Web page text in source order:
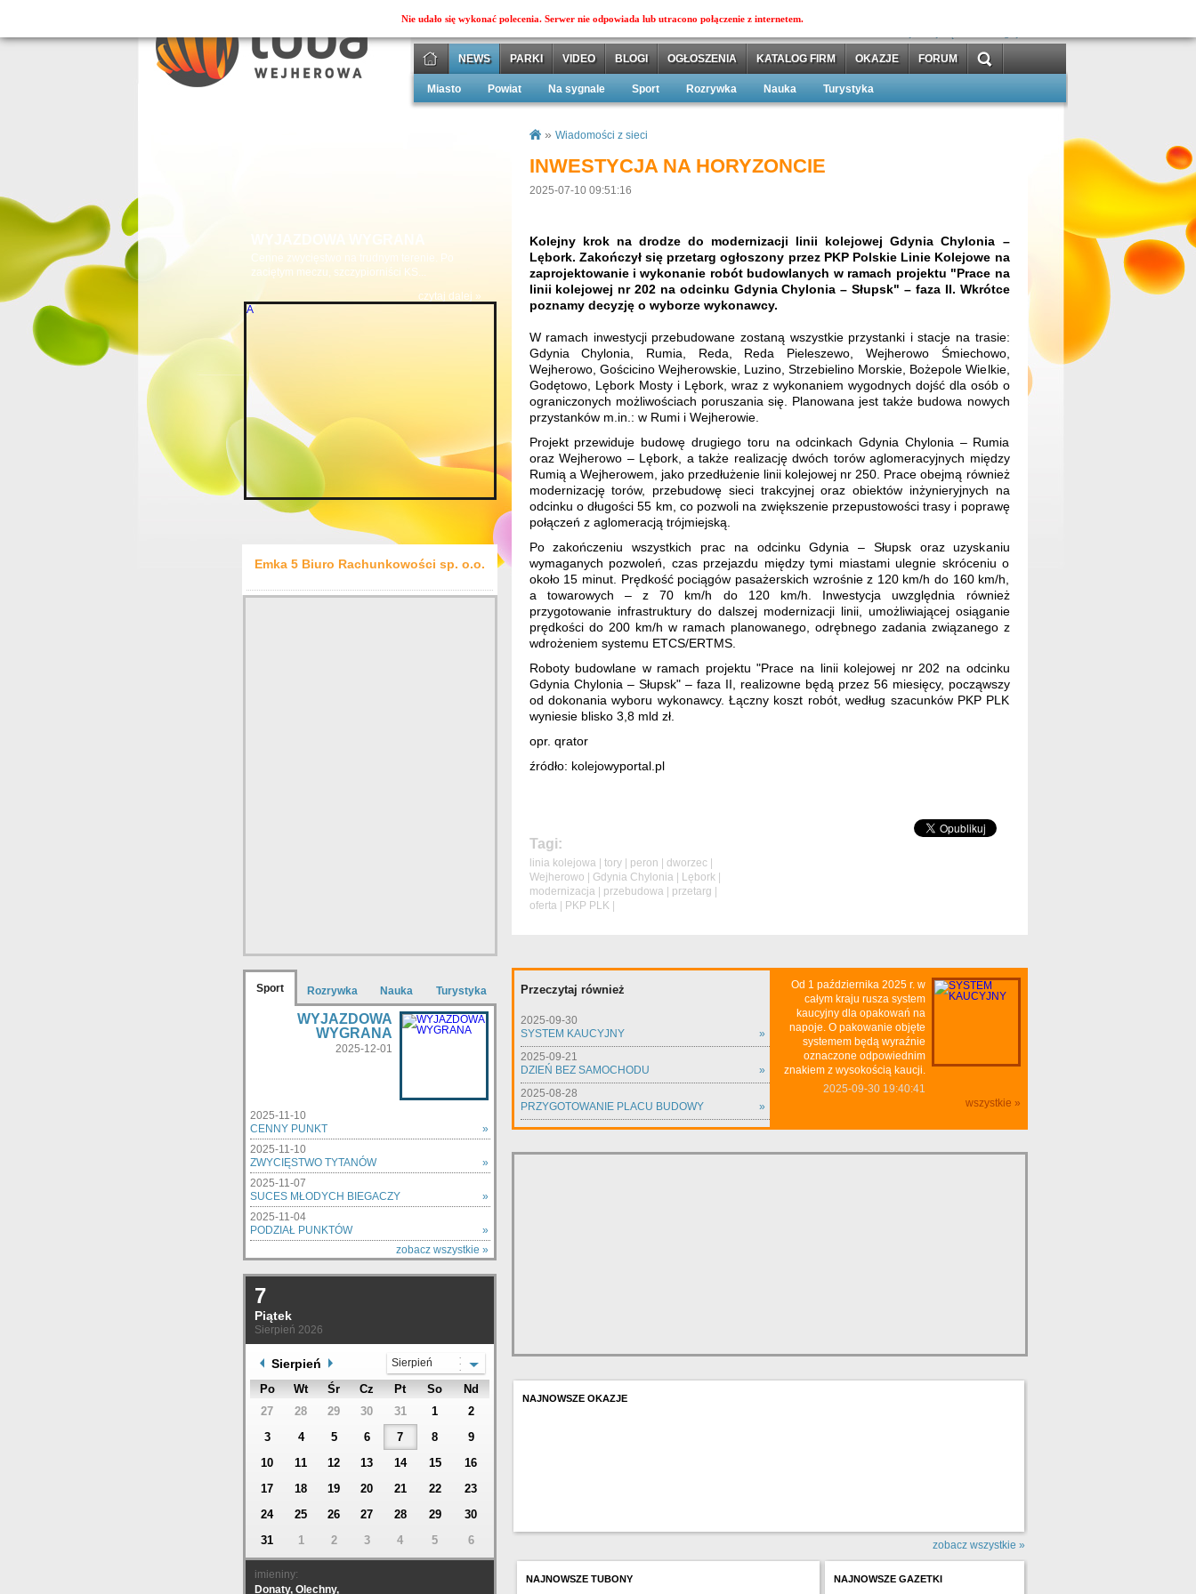
NEWS PARKI VIDEO BLOGI OGŁOSZENIA KATALOG FIRM OKAZJE FORUM
Miasto Powiat Na sygnale Sport Rozrywka Nauka Turystyka
Cenne zwycięstwo na trudnym terenie. Po
zaciętym meczu, szczypiorniści KS...
czytaj dalej »
Emka 5 Biuro Rachunkowości sp. o.o.
Sport Rozrywka Nauka Turystyka
WYJAZDOWA
WYGRANA
2025-12-01
2025-11-10
CENNY PUNKT
»
2025-11-10
ZWYCIĘSTWO TYTANÓW
»
2025-11-07
SUCES MŁODYCH BIEGACZY
»
2025-11-04
PODZIAŁ PUNKTÓW
»
zobacz wszystkie »
7
Piątek
Sierpień 2026
Sierpień Sierpień
Po Wt Śr Cz Pt So
Nd
27
28 29 30 31 1
2
3
4 5 6 7 8
9
10
11 12 13 14 15
16
17
18 19 20 21 22
23
24
25 26 27 28 29
30
31
1 2 3 4 5 6
imieniny:
Donaty, Olechny,
» Wiadomości z sieci
INWESTYCJA NA HORYZONCIE
2025-07-10 09:51:16
Kolejny krok na drodze do modernizacji linii kolejowej Gdynia Chylonia –
Lębork. Zakończył się przetarg ogłoszony przez PKP Polskie Linie Kolejowe na
zaprojektowanie i wykonanie robót budowlanych w ramach projektu "Prace na
linii kolejowej nr 202 na odcinku Gdynia Chylonia – Słupsk" – faza II. Wkrótce
poznamy decyzję o wyborze wykonawcy.
W ramach inwestycji przebudowane zostaną wszystkie przystanki i stacje na trasie:
Gdynia Chylonia, Rumia, Reda, Reda Pieleszewo, Wejherowo Śmiechowo,
Wejherowo, Gościcino Wejherowskie, Luzino, Strzebielino Morskie, Bożepole Wielkie,
Godętowo, Lębork Mosty i Lębork, wraz z wykonaniem wygodnych dojść dla osób o
ograniczonych możliwościach poruszania się. Planowana jest także budowa nowych
przystanków m.in.: w Rumi i Wejherowie.
Projekt przewiduje budowę drugiego toru na odcinkach Gdynia Chylonia – Rumia
oraz Wejherowo – Lębork, a także realizację dwóch torów aglomeracyjnych między
Rumią a Wejherowem, jako przedłużenie linii kolejowej nr 250. Prace obejmą również
modernizację torów, przebudowę sieci trakcyjnej oraz obiektów inżynieryjnych na
odcinku o długości 55 km, co pozwoli na zwiększenie przepustowości trasy i poprawę
połączeń z aglomeracją trójmiejską.
Po zakończeniu wszystkich prac na odcinku Gdynia – Słupsk oraz uzyskaniu
wymaganych pozwoleń, czas przejazdu między tymi miastami ulegnie skróceniu o
około 15 minut. Prędkość pociągów pasażerskich wzrośnie z 120 km/h do 160 km/h,
a towarowych – z 70 km/h do 120 km/h. Inwestycja uwzględnia również
przygotowanie infrastruktury do dalszej modernizacji linii, umożliwiającej osiąganie
prędkości do 200 km/h w ramach planowanego, odrębnego zadania związanego z
wdrożeniem systemu ETCS/ERTMS.
Roboty budowlane w ramach projektu "Prace na linii kolejowej nr 202 na odcinku
Gdynia Chylonia – Słupsk" – faza II, realizowne będą przez 56 miesięcy, począwszy
od dokonania wyboru wykonawcy. Łączny koszt robót, według szacunków PKP PLK
wyniesie blisko 3,8 mld zł.
opr. qrator
źródło: kolejowyportal.pl
Tagi:
linia kolejowa| tory| peron dworzec|
Wejherowo
Gdynia Chylonia| Lębork|
modernizacja| przebudowa| przetarg
oferta| PKP PLK|
Przeczytaj również
2025-09-30
SYSTEM KAUCYJNY
»
2025-09-21
DZIEŃ BEZ SAMOCHODU
»
2025-08-28
PRZYGOTOWANIE PLACU BUDOWY
»
Od 1 października 2025 r. w
całym kraju rusza system
kaucyjny dla opakowań na
napoje. O pakowanie objęte
systemem będą wyraźnie
oznaczone odpowiednim
znakiem z wysokością kaucji.
2025-09-30 19:40:41
wszystkie »
NAJNOWSZE OKAZJE
zobacz wszystkie »
NAJNOWSZE TUBONY NAJNOWSZE GAZETKI
Nie udało się wykonać polecenia. Serwer nie odpowiada lub utracono połączenie z internetem.